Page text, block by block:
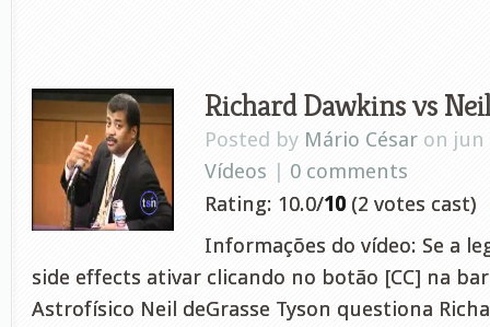
Richard Dawkins vs
Posted by Mário César on jun
Vídeos | 0 comments
Rating: 10.0/10 (2 votes cast)
Informações do vídeo: Se a
side effects ativar clicando no botão [CC] na
Astrofísico Neil deGrasse Tyson questiona